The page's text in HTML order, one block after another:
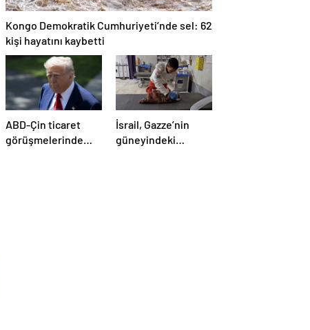
Kongo Demokratik Cumhuriyeti’nde sel: 62
kişi hayatını kaybetti
ABD-Çin ticaret
görüşmelerinde
İsrail, Gazze’nin
güneyindeki